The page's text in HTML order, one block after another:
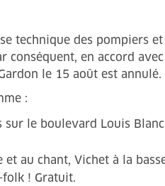
technique des pompiers
conséquent, en accord
le 15 août est annulé.
:
sur le boulevard Louis
au chant, Vichet à la
! Gratuit.